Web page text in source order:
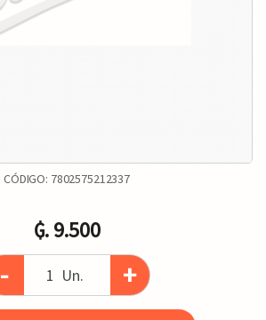
CÓDIGO: 7802575212337
₲. 9.500
- Un. +